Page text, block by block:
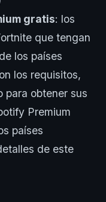
gratis: los
que tengan
los países
los requisitos,
para obtener sus
Premium
países
de este